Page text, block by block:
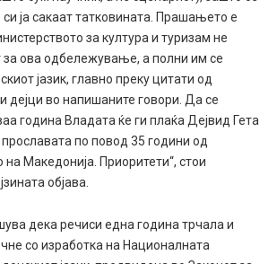
ја сакаат татковината. Прашањето е
за култура и туризам не
за ова одбележување, а полни им се
јазик, главно преку цитати од
дејци во напишаните говори. Да се
година Владата ќе ги плаќа Дејвид Гета
по повод 35 години од
Македонија. Приоритети“, стои
објава.
дека речиси една година трчала и
со изработка на Националната